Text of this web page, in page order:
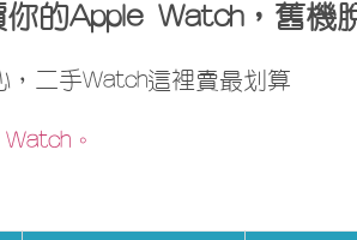
的Apple Watch，舊機
二手Watch這裡賣最划算
。